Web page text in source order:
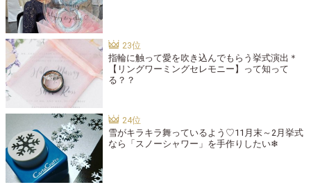
指輪に触って愛を吹き込んでもらう挙式演出＊
【リングワーミングセレモニー】って知って
る？？
雪がキラキラ舞っているよう♡11月末～2月挙式
なら「スノーシャワー」を手作りしたい❄︎